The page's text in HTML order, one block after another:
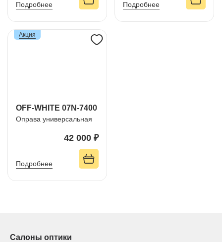
Подробнее Подробнее
OFF-WHITE 07N-7400
Оправа универсальная
42 000 ₽
Подробнее
Акция
Салоны оптики